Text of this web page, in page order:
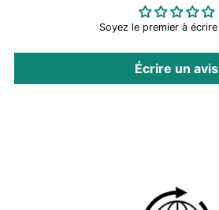
Soyez le premier à
Écrire un avis